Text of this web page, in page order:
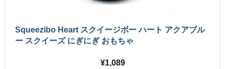
Squeezibo Heart スクイージボー ハート アクアブル
ー スクイーズ にぎにぎ おもちゃ
1,089